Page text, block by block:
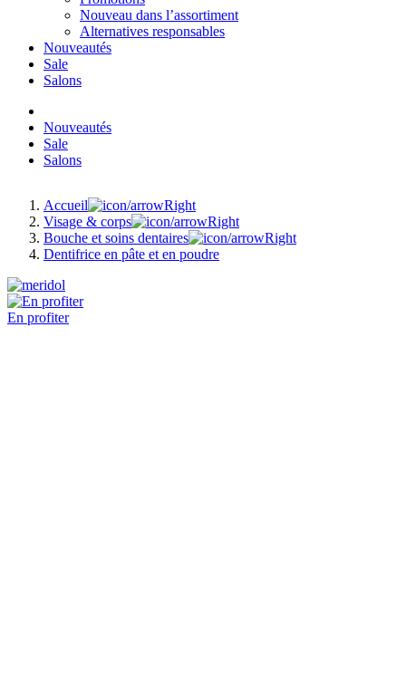
Nouveau dans l’assortiment
Alternatives responsables
Nouveautés
Sale
Salons
Nouveautés
Sale
Salons
Accueil
Visage & corps
Bouche et soins dentaires
Dentifrice en pâte et en poudre
En profiter